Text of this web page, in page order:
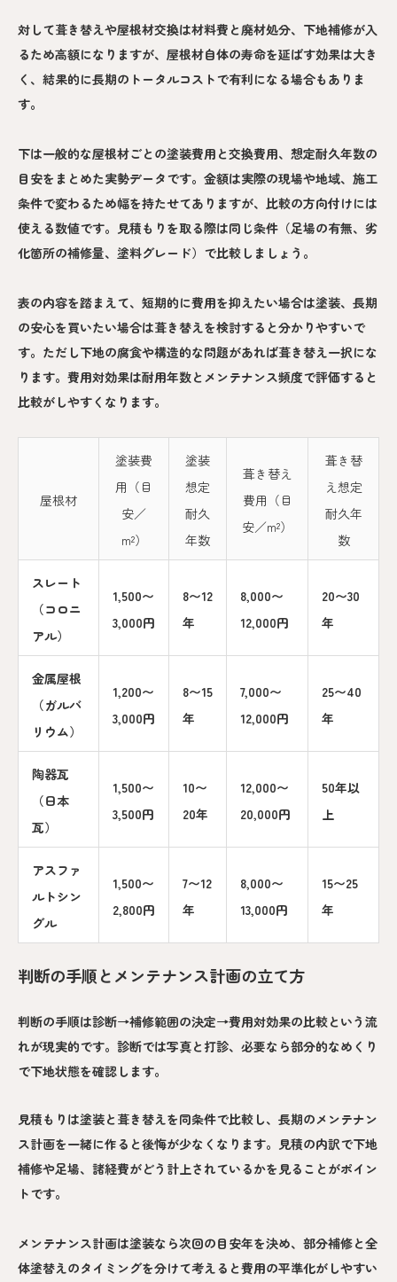
対して葺き替えや屋根材交換は材料費と廃材処分、下地補修が入
るため高額になりますが、屋根材自体の寿命を延ばす効果は大き
く、結果的に長期のトータルコストで有利になる場合もありま
す。
下は一般的な屋根材ごとの塗装費用と交換費用、想定耐久年数の
目安をまとめた実勢データです。金額は実際の現場や地域、施工
条件で変わるため幅を持たせてありますが、比較の方向付けには
使える数値です。見積もりを取る際は同じ条件（足場の有無、劣
化箇所の補修量、塗料グレード）で比較しましょう。
表の内容を踏まえて、短期的に費用を抑えたい場合は塗装、長期
の安心を買いたい場合は葺き替えを検討すると分かりやすいで
す。ただし下地の腐食や構造的な問題があれば葺き替え一択にな
ります。費用対効果は耐用年数とメンテナンス頻度で評価すると
比較がしやすくなります。
屋根材
塗装費
用（目
安／
m²）
塗装
想定
耐久
年数
葺き替え
費用（目
安／m²）
葺き替
え想定
耐久年
数
スレート
（コロニ
アル）
1,500〜
3,000円
8〜12
年
8,000〜
12,000円
20〜30
年
金属屋根
（ガルバ
リウム）
1,200〜
3,000円
8〜15
年
7,000〜
12,000円
25〜40
年
陶器瓦
（日本
瓦）
1,500〜
3,500円
10〜
20年
12,000〜
20,000円
50年以
上
アスファ
ルトシン
グル
1,500〜
2,800円
7〜12
年
8,000〜
13,000円
15〜25
年
判断の手順とメンテナンス計画の立て方
判断の手順は診断→補修範囲の決定→費用対効果の比較という流
れが現実的です。診断では写真と打診、必要なら部分的なめくり
で下地状態を確認します。
見積もりは塗装と葺き替えを同条件で比較し、長期のメンテナン
ス計画を一緒に作ると後悔が少なくなります。見積の内訳で下地
補修や足場、諸経費がどう計上されているかを見ることがポイン
トです。
メンテナンス計画は塗装なら次回の目安年を決め、部分補修と全
体塗替えのタイミングを分けて考えると費用の平準化がしやすい